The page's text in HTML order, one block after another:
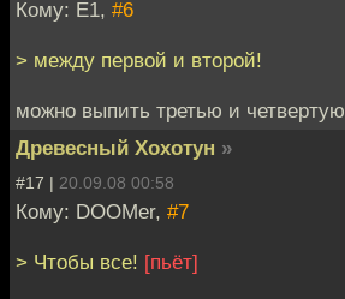
Кому: E1, #6
> между первой и второй!
можно выпить третью и четвертую
Древесный Хохотун »
#17 | 20.09.08 00:58
Кому: DOOMer, #7
> Чтобы все! [пьёт]